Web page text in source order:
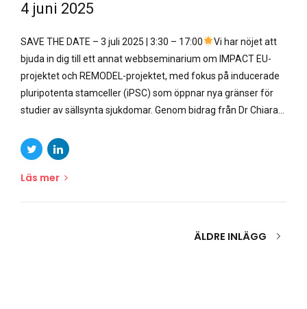
4 juni 2025
SAVE THE DATE – 3 juli 2025 | 3:30 – 17:00
Vi har nöjet att
bjuda in dig till ett annat webbseminarium om IMPACT EU-
projektet och REMODEL-projektet, med fokus på inducerade
pluripotenta stamceller (iPSC) som öppnar nya gränser för
studier av sällsynta sjukdomar. Genom bidrag från Dr Chiara...
Läs mer
ÄLDRE INLÄGG